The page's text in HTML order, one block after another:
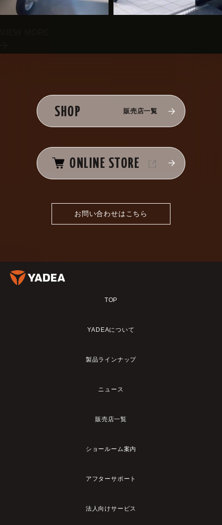
SHOP 販売店一覧
ONLINE STORE
お問い合わせはこちら
TOP
YADEAについて
製品ラインナップ
ニュース
販売店一覧
ショールーム案内
アフターサポート
法人向けサービス